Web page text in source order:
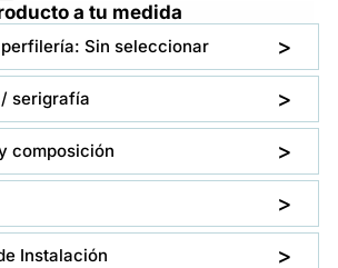
a tu medida
Sin seleccionar
serigrafía
composición
Instalación